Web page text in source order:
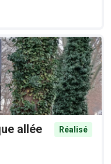
allée
Réalisé